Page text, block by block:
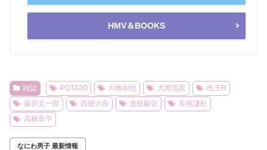
HMV＆BOOKS
雑誌 POTATO 大橋和也 大西流星
民王R
藤原丈一郎
西畑大吾 道枝駿佑
長尾謙杜
高橋恭平
なにわ男子 最新情報